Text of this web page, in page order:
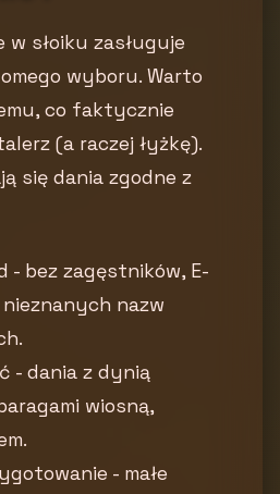
w słoiku zasługuje
wyboru. Warto
co faktycznie
(a raczej łyżkę).
się dania zgodne z
- bez zagęstników, E-
nazw
- dania z dynią
wiosną,
- małe